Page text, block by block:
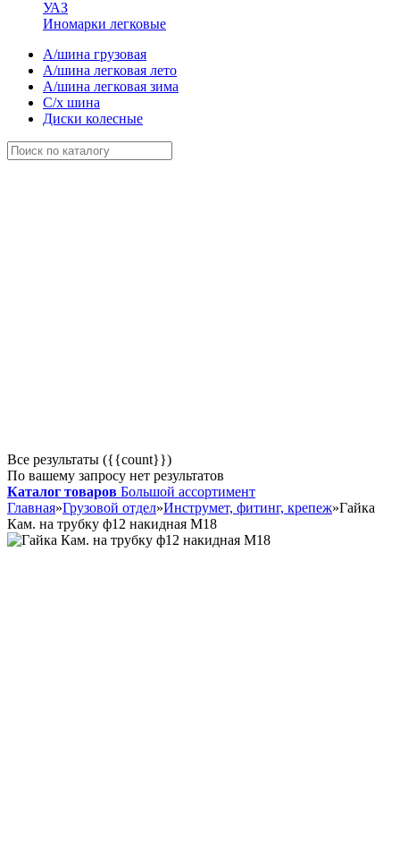
УАЗ
Иномарки легковые
А/шина грузовая
А/шина легковая лето
А/шина легковая зима
С/х шина
Диски колесные
Все результаты ({{count}})
По вашему запросу нет результатов
Каталог товаров Большой ассортимент
Главная»Грузовой отдел»Инструмет, фитинг, крепеж»Гайка
Кам. на трубку ф12 накидная М18